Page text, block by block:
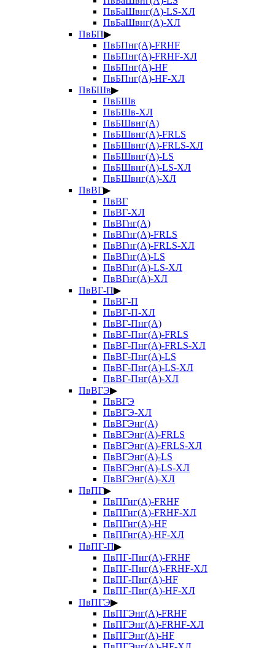
ПвБаШвнг(А)-LS-ХЛ
ПвБаШвнг(А)-ХЛ
ПвБП▶
ПвБПнг(А)-FRHF
ПвБПнг(А)-FRHF-ХЛ
ПвБПнг(А)-HF
ПвБПнг(А)-HF-ХЛ
ПвБШв▶
ПвБШв
ПвБШв-ХЛ
ПвБШвнг(А)
ПвБШвнг(А)-FRLS
ПвБШвнг(А)-FRLS-ХЛ
ПвБШвнг(А)-LS
ПвБШвнг(А)-LS-ХЛ
ПвБШвнг(А)-ХЛ
ПвВГ▶
ПвВГ
ПвВГ-ХЛ
ПвВГнг(А)
ПвВГнг(А)-FRLS
ПвВГнг(А)-FRLS-ХЛ
ПвВГнг(А)-LS
ПвВГнг(А)-LS-ХЛ
ПвВГнг(А)-ХЛ
ПвВГ-П▶
ПвВГ-П
ПвВГ-П-ХЛ
ПвВГ-Пнг(А)
ПвВГ-Пнг(А)-FRLS
ПвВГ-Пнг(А)-FRLS-ХЛ
ПвВГ-Пнг(А)-LS
ПвВГ-Пнг(А)-LS-ХЛ
ПвВГ-Пнг(А)-ХЛ
ПвВГЭ▶
ПвВГЭ
ПвВГЭ-ХЛ
ПвВГЭнг(А)
ПвВГЭнг(А)-FRLS
ПвВГЭнг(А)-FRLS-ХЛ
ПвВГЭнг(А)-LS
ПвВГЭнг(А)-LS-ХЛ
ПвВГЭнг(А)-ХЛ
ПвПГ▶
ПвПГнг(А)-FRHF
ПвПГнг(А)-FRHF-ХЛ
ПвПГнг(А)-HF
ПвПГнг(А)-HF-ХЛ
ПвПГ-П▶
ПвПГ-Пнг(А)-FRHF
ПвПГ-Пнг(А)-FRHF-ХЛ
ПвПГ-Пнг(А)-HF
ПвПГ-Пнг(А)-HF-ХЛ
ПвПГЭ▶
ПвПГЭнг(А)-FRHF
ПвПГЭнг(А)-FRHF-ХЛ
ПвПГЭнг(А)-HF